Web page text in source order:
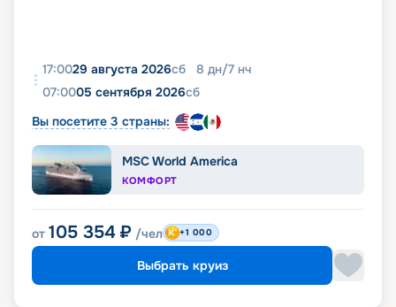
17:0029 августа 2026сб 8 дн/7 нч
07:0005 сентября 2026сб
Вы посетите 3 страны:
MSC World America
КОМФОРТ
от 105 354 ₽ /чел +1 000
Выбрать круиз